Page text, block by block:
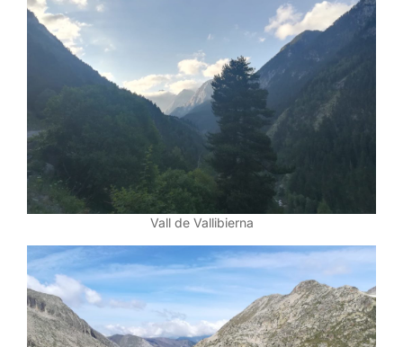
Vall de Vallibierna